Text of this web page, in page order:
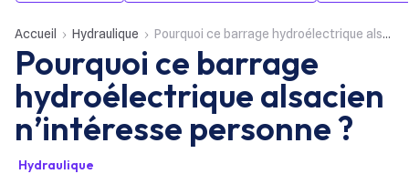
Accueil Hydraulique Pourquoi ce barrage hydroélectrique alsacien n’intéresse personne ?
Pourquoi ce barrage
hydroélectrique alsacien
n’intéresse personne ?
Hydraulique